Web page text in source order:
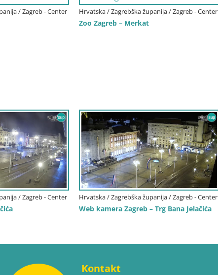
/ Zagreb - Center Hrvatska / Zagrebška županija / Zagreb - Center
Zoo Zagreb – Merkat
/ Zagreb - Center Hrvatska / Zagrebška županija / Zagreb - Center
Web kamera Zagreb – Trg Bana Jelačića
Kontakt